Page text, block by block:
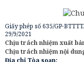
Giấy phép số 635/GP-
29/9/2021
Chịu trách nhiệm xuất
Chịu trách nhiệm nội
Địa chỉ Tòa soạn: